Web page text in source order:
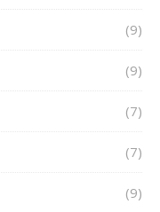
(9)
(9)
(7)
(7)
(9)